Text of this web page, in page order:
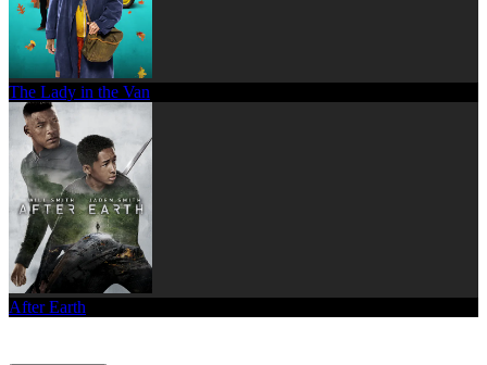
The Lady in the Van
After Earth